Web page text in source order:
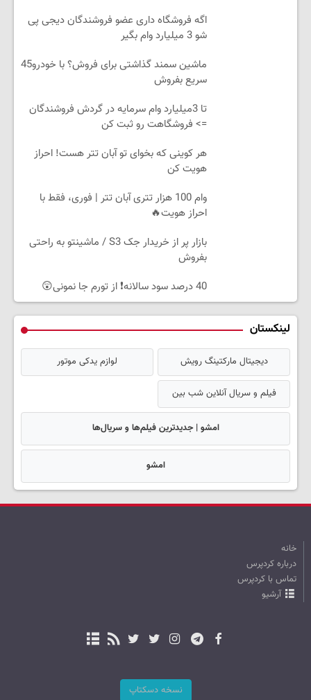
اگه فروشگاه داری عضو فروشندگان دیجی پی
شو 3 میلیارد وام بگیر
ماشین سمند گذاشتی برای فروش؟ با خودرو45
سریع بفروش
تا 3میلیارد وام سرمایه در گردش فروشندگان
=> فروشگاهت رو ثبت کن
هر کوینی که بخوای تو آبان تتر هست! احراز
هویت کن
وام 100 هزار تتری آبان تتر | فوری، فقط با
احراز هویت🔥
بازار پر از خریدار جک S3 / ماشینتو به راحتی
بفروش
40 درصد سود سالانه❗ از تورم جا نمونی😲
لینکستان
دیجیتال مارکتینگ رویش لوازم یدکی موتور
فیلم و سریال آنلاین شب بین
امشو | جدیدترین فیلم‌ها و سریال‌ها
امشو
خانه
درباره کردپرس
تماس با کردپرس
آرشیو
نسخه دسکتاپ